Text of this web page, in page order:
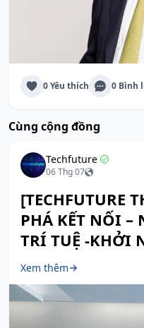
0 Yêu thích 0 Bình
Cùng cộng đồng
Techfuture
06 Thg 07
[TECHFUTURE
PHÁ KẾT NỐI –
TRÍ TUỆ -KHỞI
Xem thêm